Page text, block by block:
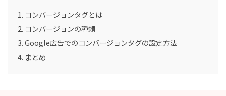
コンバージョンタグとは
コンバージョンの種類
Google広告でのコンバージョンタグの設定方法
まとめ